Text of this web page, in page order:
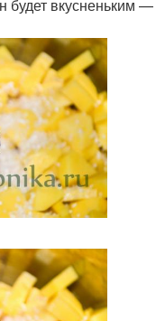
будет вкусненьким —